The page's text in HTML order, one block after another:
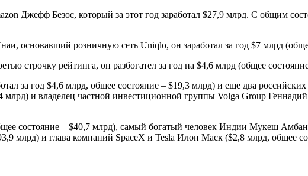
Джефф Безос, который за этот год заработал $27,9 млрд. С общим
основавший розничную сеть Uniqlo, он заработал за год $7 млрд
строчку рейтинга, он разбогател за год на $4,6 млрд (общее
за год $4,6 млрд, общее состояние – $19,3 млрд) и еще два
и владелец частной инвестиционной группы Volga Group
состояние – $40,7 млрд), самый богатый человек Индии Мукеш
млрд) и глава компаний SpaceX и Tesla Илон Маск ($2,8 млрд, общее